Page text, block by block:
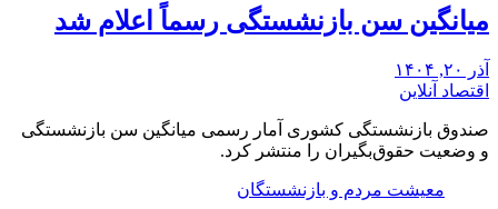
میانگین سن بازنشستگی رسماً اعلام شد
آذر ۲۰, ۱۴۰۴
اقتصاد آنلاین
صندوق بازنشستگی کشوری آمار رسمی میانگین سن بازنشستگی
و وضعیت حقوق‌بگیران را منتشر کرد.
معیشت مردم و بازنشستگان